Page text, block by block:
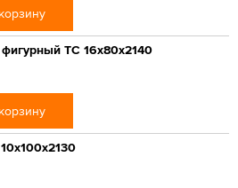
ТС 16x80x2140